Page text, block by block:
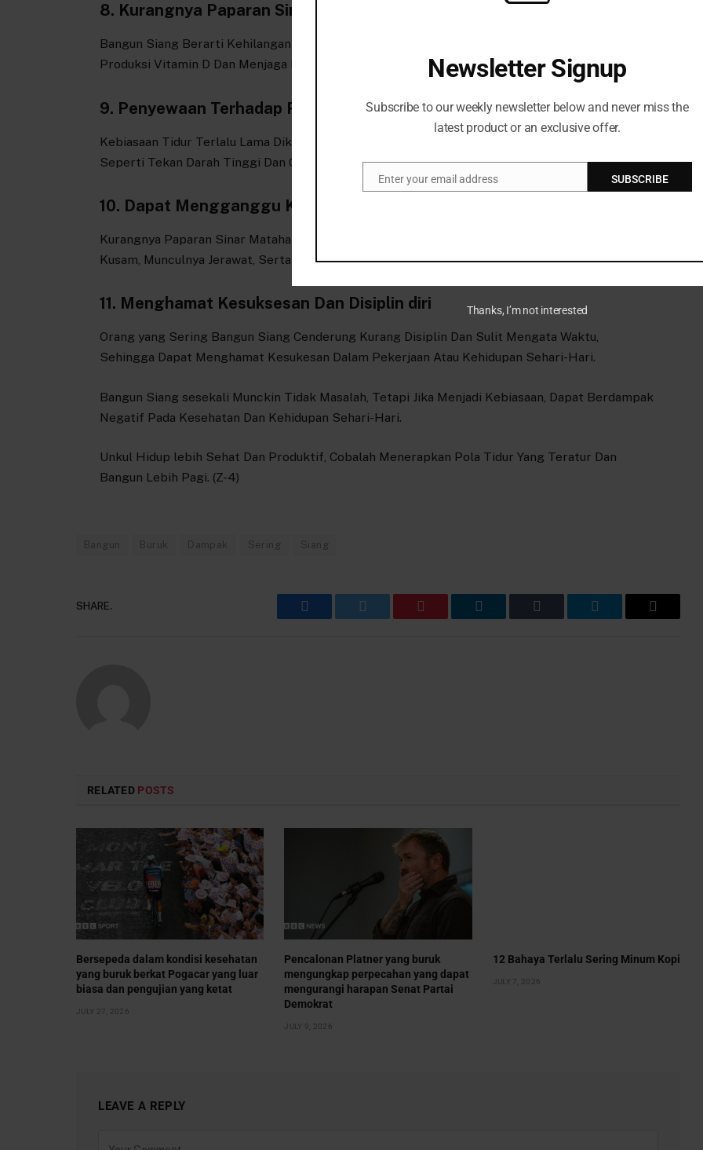
8. Kurangnya Paparan Sinar Matahari
Bangun Siang Berarti Kehilangan Kesempatan Terkena Sinar Matahari Pagi, Yang Penting untuk
Produksi Vitamin D Dan Menjaga Kesehatan Tulu Serta Sistem KekeBalan Tubuh.
9. Penyewaan Terhadap Penyakit Jantung
Kebiasaan Tidur Terlalu Lama Dikaitkan Delangan Peningkatan Risiko Penyakit Kardiovaskular,
Seperti Tekan Darah Tinggi Dan Gangguan Jantung.
10. Dapat Mengganggu Kulite Kulit
Kurangnya Paparan Sinar Matahari Dan Gangguan Pola Tidur Dapat Menyebabkan Kulit Tampak
Kusam, Munculnya Jerawat, Serta Penua Dini.
11. Menghamat Kesuksesan Dan Disiplin diri
Orang yang Sering Bangun Siang Cenderung Kurang Disiplin Dan Sulit Mengata Waktu,
Sehingga Dapat Menghamat Kesukesan Dalam Pekerjaan Atau Kehidupan Sehari-Hari.
Bangun Siang sesekali Munckin Tidak Masalah, Tetapi Jika Menjadi Kebiasaan, Dapat Berdampak
Negatif Pada Kesehatan Dan Kehidupan Sehari-Hari.
Unkul Hidup lebih Sehat Dan Produktif, Cobalah Menerapkan Pola Tidur Yang Teratur Dan
Bangun Lebih Pagi. (Z-4)
Bangun Buruk Dampak Sering Siang
SHARE.
Facebook Twitter Pinterest LinkedIn Tumblr Telegram Email
RELATED POSTS
Bersepeda dalam kondisi kesehatan
yang buruk berkat Pogacar yang luar
biasa dan pengujian yang ketat
JULY 27, 2026
Pencalonan Platner yang buruk
mengungkap perpecahan yang dapat
mengurangi harapan Senat Partai
Demokrat
JULY 9, 2026
12 Bahaya Terlalu Sering Minum Kopi
JULY 7, 2026
LEAVE A REPLY
Newsletter Signup
Subscribe to our weekly newsletter below and never miss the
latest product or an exclusive offer.
EmailEnter your email address SUBSCRIBE
Thanks, I’m not interested